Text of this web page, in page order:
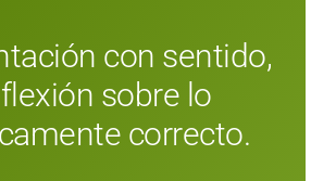
con sentido,
sobre lo
correcto.